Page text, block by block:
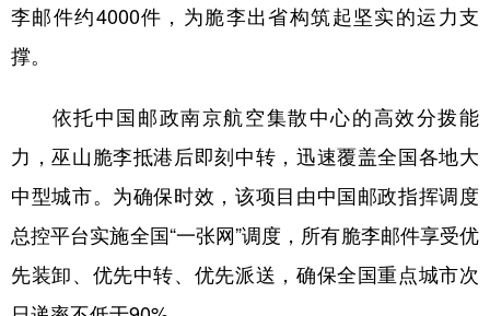
李邮件约4000件，为脆李出省构筑起坚实的运力支
撑。
依托中国邮政南京航空集散中心的高效分拨能
力，巫山脆李抵港后即刻中转，迅速覆盖全国各地大
中型城市。为确保时效，该项目由中国邮政指挥调度
总控平台实施全国“一张网”调度，所有脆李邮件享受优
先装卸、优先中转、优先派送，确保全国重点城市次